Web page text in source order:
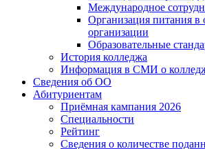
Международное
Организация питания в
организации
Образовательные
История колледжа
Информация в СМИ о
Сведения об ОО
Абитуриентам
Приёмная кампания 2026
Специальности
Рейтинг
Сведения о количестве